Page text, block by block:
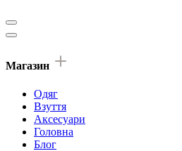
Магазин
Одяг
Взуття
Аксесуари
Головна
Блог